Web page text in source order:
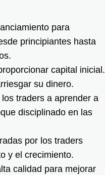
para
principiantes hasta
capital inicial.
su dinero.
traders a aprender a
disciplinado en las
por los traders
y el crecimiento.
calidad para mejorar